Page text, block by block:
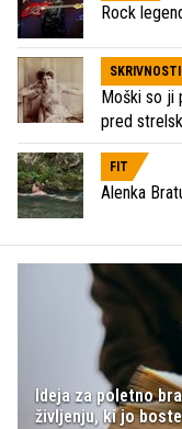
Rock
SKRIVNOSTI
Moški so ji
pred
FIT
Alenka
Ideja za poletno
življenju, ki jo